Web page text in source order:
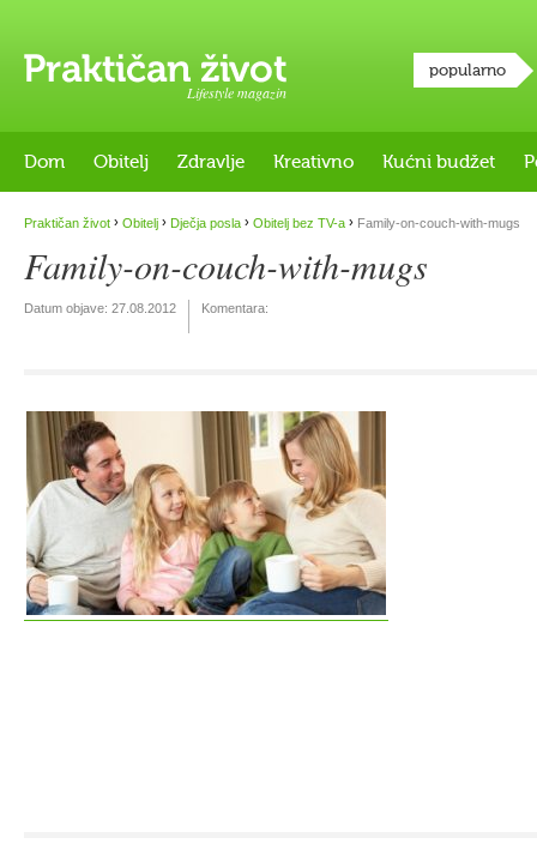
Lifestyle magazin
popularno
Dom Obitelj Zdravlje Kreativno Kućni budžet
Praktičan život › Obitelj › Dječja posla › Obitelj bez TV-a › Family-on-couch-with-mugs
Family-on-couch-with-mugs
Datum objave: 27.08.2012 Komentara: